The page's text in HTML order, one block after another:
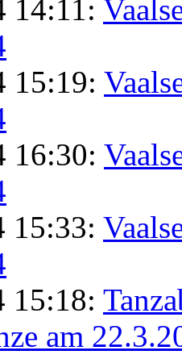
14:11:
15:19:
16:30:
15:33:
15:18:
am